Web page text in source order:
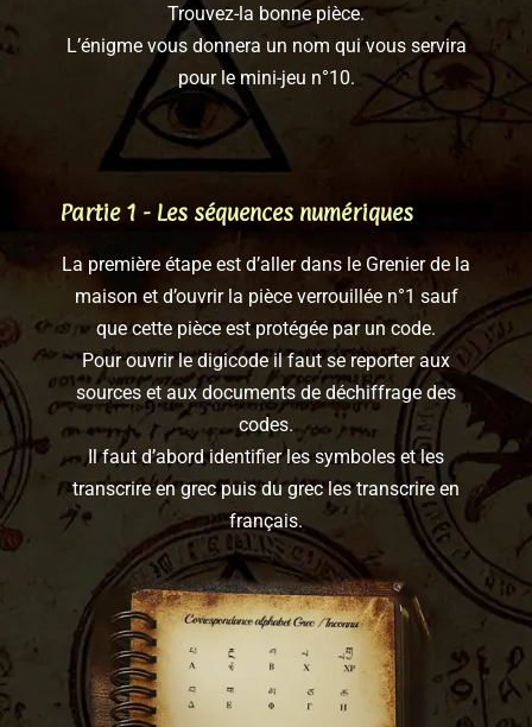
Trouvez-la bonne pièce.
L’énigme vous donnera un nom qui vous servira
pour le mini-jeu n°10.
Partie 1 - Les séquences numériques
La première étape est d’aller dans le Grenier de la
maison et d’ouvrir la pièce verrouillée n°1 sauf
que cette pièce est protégée par un code.
Pour ouvrir le digicode il faut se reporter aux
sources et aux documents de déchiffrage des
codes.
Il faut d’abord identifier les symboles et les
transcrire en grec puis du grec les transcrire en
français.